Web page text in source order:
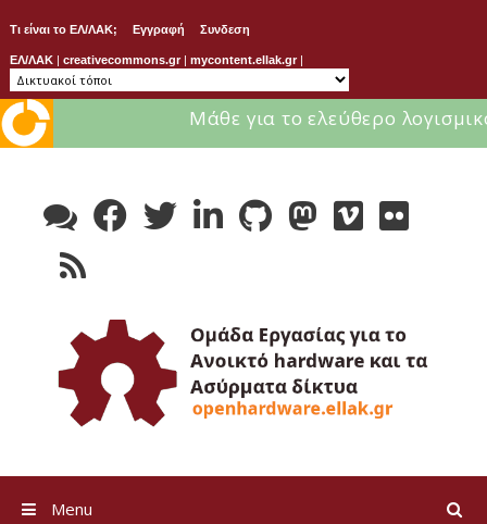
Τι είναι το ΕΛ/ΛΑΚ; Εγγραφή Συνδεση
ΕΛ/ΛΑΚ | creativecommons.gr | mycontent.ellak.gr |
Μάθε για το ελεύθερο
content
Search
Menu